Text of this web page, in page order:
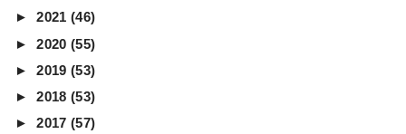
►2021(46)
►2020(55)
►2019(53)
►2018(53)
►2017(57)